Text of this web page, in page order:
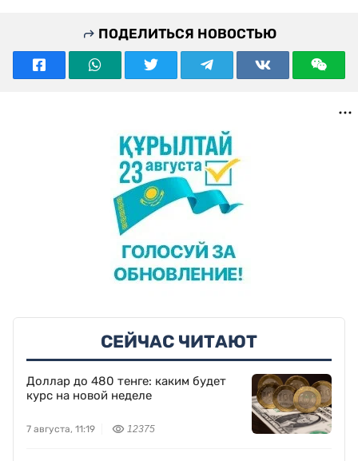
ПОДЕЛИТЬСЯ НОВОСТЬЮ
СЕЙЧАС ЧИТАЮТ
Доллар до 480 тенге: каким будет
курс на новой неделе
7 августа, 11:19 12375